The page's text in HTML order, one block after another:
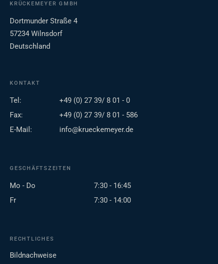
KRÜCKEMEYER GMBH
Dortmunder Straße 4
57234 Wilnsdorf
Deutschland
KONTAKT
Tel:
+49 (0) 27 39/ 8 01 - 0
Fax:
+49 (0) 27 39/ 8 01 - 586
E-Mail:
info@krueckemeyer.de
GESCHÄFTSZEITEN
Mo - Do
7:30 - 16:45
Fr
7:30 - 14:00
RECHTLICHES
Bildnachweise